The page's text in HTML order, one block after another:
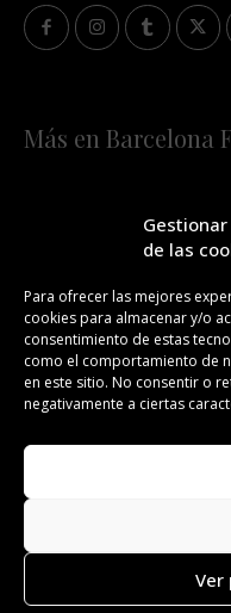
de las
Para ofrecer las mejores
cookies para almacenar y/o
consentimiento de estas
como el comportamiento de
en este sitio. No consentir o
negativamente a ciertas
Ver
Más en Barcelona
¡SUSCRÍBETE A
CONTACTO
ISSN 2385-4839
Todos los derechos
Barcelona Fashion